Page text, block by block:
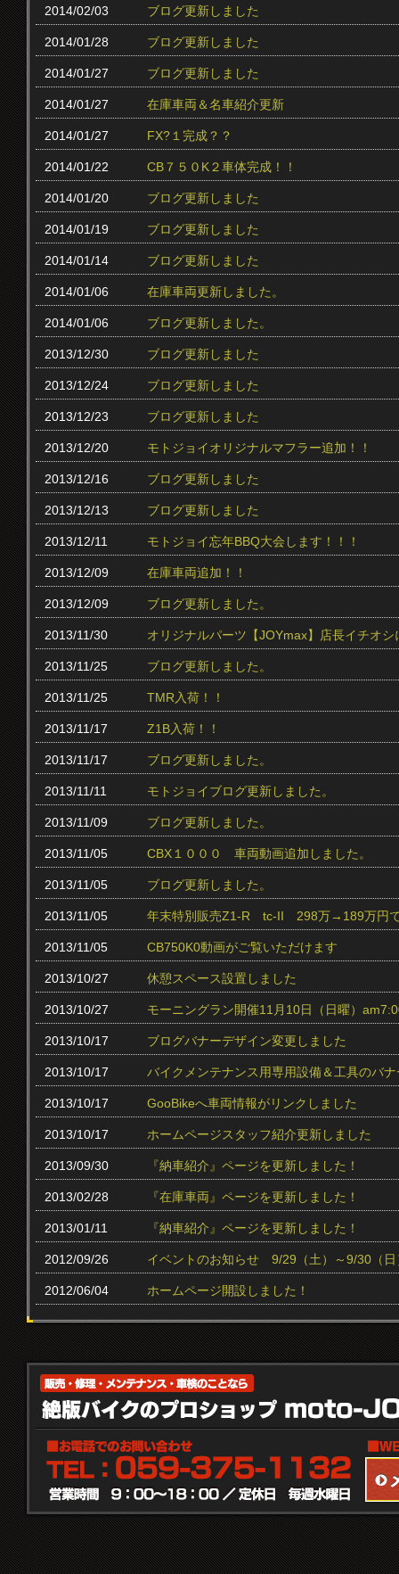
2014/02/03 ブログ更新しました
2014/01/28 ブログ更新しました
2014/01/27 ブログ更新しました
2014/01/27 在庫車両＆名車紹介更新
2014/01/27 FX?１完成？？
2014/01/22 CB７５０K２車体完成！！
2014/01/20 ブログ更新しました
2014/01/19 ブログ更新しました
2014/01/14 ブログ更新しました
2014/01/06 在庫車両更新しました。
2014/01/06 ブログ更新しました。
2013/12/30 ブログ更新しました
2013/12/24 ブログ更新しました
2013/12/23 ブログ更新しました
2013/12/20 モトジョイオリジナルマフラー追加！！
2013/12/16 ブログ更新しました
2013/12/13 ブログ更新しました
2013/12/11 モトジョイ忘年BBQ大会します！！！
2013/12/09 在庫車両追加！！
2013/12/09 ブログ更新しました。
2013/11/30 オリジナルパーツ【JOYmax】店長イチオ
2013/11/25 ブログ更新しました。
2013/11/25 TMR入荷！！
2013/11/17 Z1B入荷！！
2013/11/17 ブログ更新しました。
2013/11/11 モトジョイブログ更新しました。
2013/11/09 ブログ更新しました。
2013/11/05 CBX１０００ 車両動画追加しました。
2013/11/05 ブログ更新しました。
2013/11/05 年末特別販売Z1-R tc‐II 298万→189万円
2013/11/05 CB750K0動画がご覧いただけます
2013/10/27 休憩スペース設置しました
2013/10/27 モーニングラン開催11月10日（日曜）
2013/10/17 ブログバナーデザイン変更しました
2013/10/17 バイクメンテナンス用専用設備＆工具のバ
2013/10/17 GooBikeへ車両情報がリンクしました
2013/10/17 ホームページスタッフ紹介更新しました
2013/09/30 『納車紹介』ページを更新しました！
2013/02/28 『在庫車両』ページを更新しました！
2013/01/11 『納車紹介』ページを更新しました！
2012/09/26 イベントのお知らせ 9/29（土）～9/30（日
2012/06/04 ホームページ開設しました！